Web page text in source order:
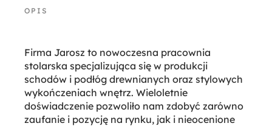
Firma Jarosz to nowoczesna pracownia
stolarska specjalizująca się w produkcji
schodów i podłóg drewnianych oraz stylowych
wykończeniach wnętrz. Wieloletnie
doświadczenie pozwoliło nam zdobyć zarówno
zaufanie i pozycję na rynku, jak i nieocenione